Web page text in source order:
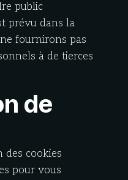
public
prévu dans la
fournirons pas
à de tierces
de
des cookies
pour vous